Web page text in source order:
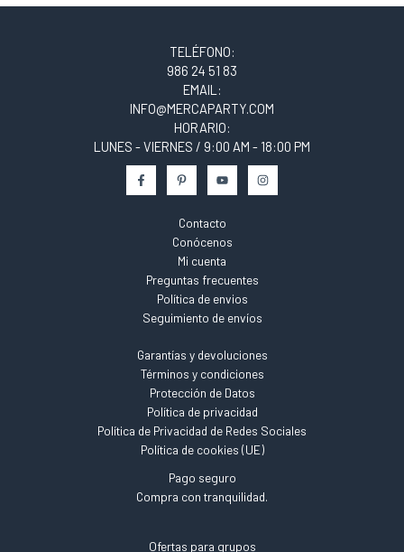
TELÉFONO:
986 24 51 83
EMAIL:
INFO@MERCAPARTY.COM
HORARIO:
LUNES - VIERNES / 9:00 AM - 18:00 PM
Contacto
Conócenos
Mi cuenta
Preguntas frecuentes
Política de envios
Seguimiento de envíos
Garantías y devoluciones
Términos y condiciones
Protección de Datos
Política de privacidad
Política de Privacidad de Redes Sociales
Política de cookies (UE)
Pago seguro
Compra con tranquilidad.
Ofertas para grupos